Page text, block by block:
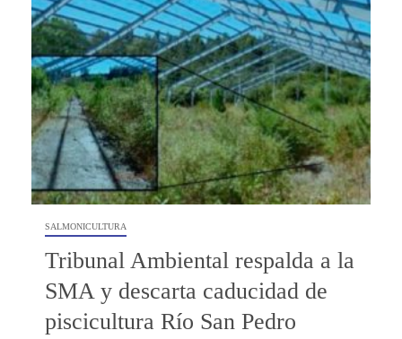
SALMONICULTURA
Tribunal Ambiental respalda a la
SMA y descarta caducidad de
piscicultura Río San Pedro